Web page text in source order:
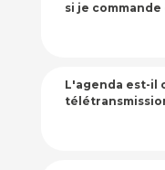
si je
L'agenda est-il